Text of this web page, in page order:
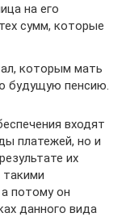
на его
сумм, которые
которым мать
будущую пенсию.
входят
платежей, но и
их
такими
потому он
данного вида